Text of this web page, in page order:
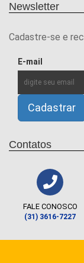
Newsletter
Cadastre-se e
E-mail
Contatos
FALE CONOSCO
(31) 3616-7227